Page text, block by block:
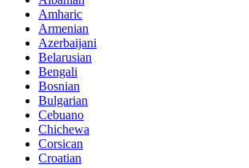
Amharic
Armenian
Azerbaijani
Belarusian
Bengali
Bosnian
Bulgarian
Cebuano
Chichewa
Corsican
Croatian